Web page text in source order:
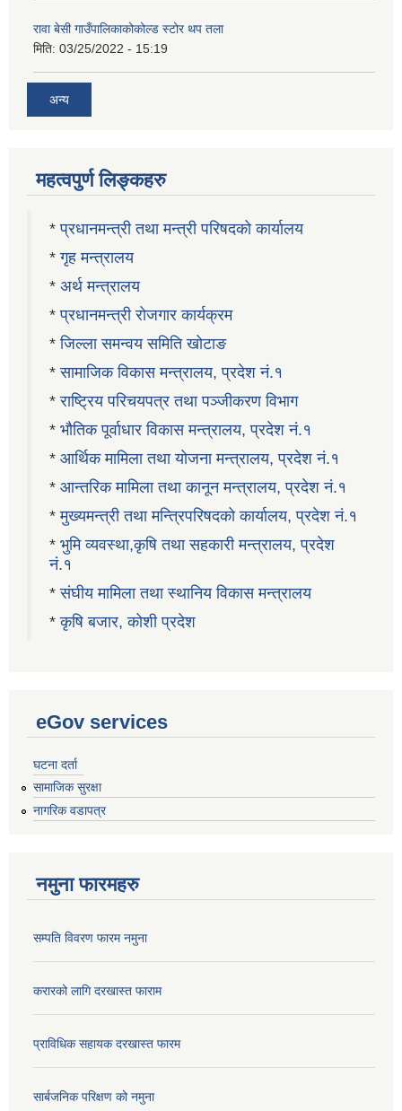
रावा बेसी गाउँपालिकाकोकोल्ड स्टोर थप तला
मिति: 03/25/2022 - 15:19
अन्य
महत्वपुर्ण लिङ्कहरु
*प्रधानमन्त्री तथा मन्त्री परिषदको कार्यालय
*गृह मन्त्रालय
* अर्थ मन्त्रालय
*प्रधानमन्त्री रोजगार कार्यक्रम
*जिल्ला समन्वय समिति खोटाङ
*सामाजिक विकास मन्त्रालय, प्रदेश नं.१
*राष्ट्रिय परिचयपत्र तथा पञ्जीकरण विभाग
* भौतिक पूर्वाधार विकास मन्त्रालय, प्रदेश नं.१
* आर्थिक मामिला तथा योजना मन्त्रालय, प्रदेश नं.१
* आन्तरिक मामिला तथा कानून मन्त्रालय, प्रदेश नं.१
*मुख्यमन्त्री तथा मन्त्रिपरिषदको कार्यालय, प्रदेश नं.१
* भुमि व्यवस्था,कृषि तथा सहकारी मन्त्रालय, प्रदेश
नं.१
*संघीय मामिला तथा स्थानिय विकास मन्त्रालय
*कृषि बजार, कोशी प्रदेश
eGov services
घटना दर्ता
सामाजिक सुरक्षा
नागरिक वडापत्र
नमुना फारमहरु
सम्पति विवरण फारम नमुना
करारको लागि दरखास्त फाराम
प्राविधिक सहायक दरखास्त फारम
सार्बजनिक परिक्षण को नमुना